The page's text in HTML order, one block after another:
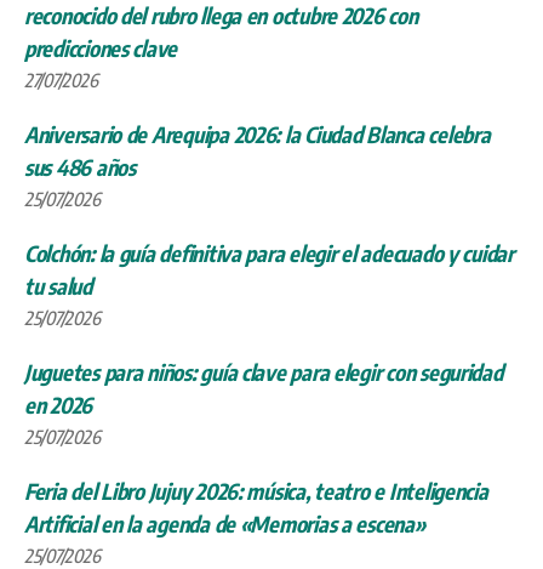
reconocido del rubro llega en octubre 2026 con
predicciones clave
27/07/2026
Aniversario de Arequipa 2026: la Ciudad Blanca celebra
sus 486 años
25/07/2026
Colchón: la guía definitiva para elegir el adecuado y cuidar
tu salud
25/07/2026
Juguetes para niños: guía clave para elegir con seguridad
en 2026
25/07/2026
Feria del Libro Jujuy 2026: música, teatro e Inteligencia
Artificial en la agenda de «Memorias a escena»
25/07/2026